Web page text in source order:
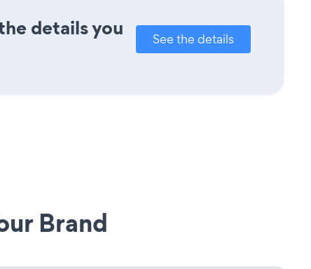
details you
See the details
Brand